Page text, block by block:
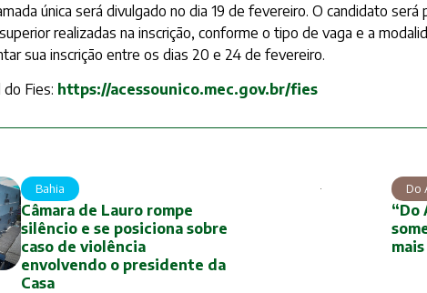
única será divulgado no dia 19 de fevereiro. O candidato
realizadas na inscrição, conforme o tipo de vaga e a
sua inscrição entre os dias 20 e 24 de fevereiro.
Fies: https://acessounico.mec.gov.br/fies
Bahia
Câmara de Lauro rompe
silêncio e se posiciona sobre
caso de violência
envolvendo o presidente da
Casa
Do
“Do